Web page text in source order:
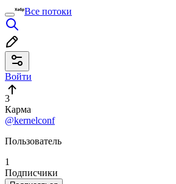
Все потоки
Войти
3
Карма
@kernelconf
Пользователь
1
Подписчики